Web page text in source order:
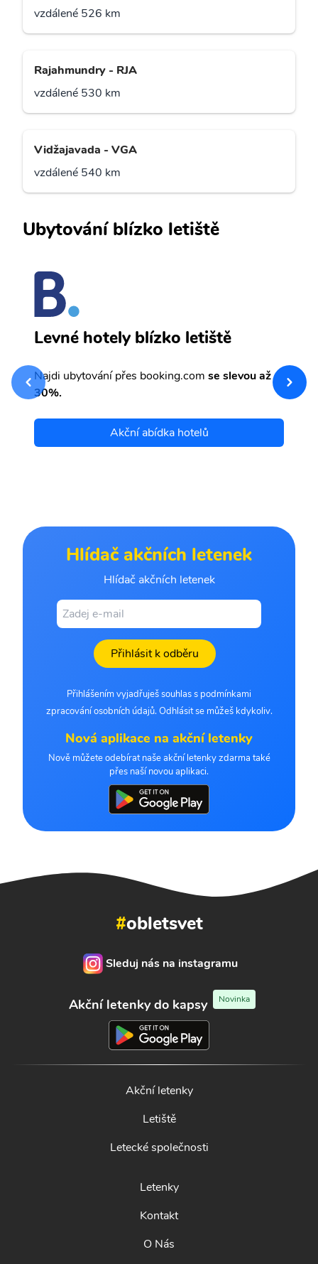
vzdálené 526 km
Rajahmundry - RJA
vzdálené 530 km
Vidžajavada - VGA
vzdálené 540 km
Ubytování blízko letiště
Levné hotely blízko letiště
Najdi ubytování přes booking.com se slevou až
30%.
Akční abídka hotelů
Hlídač akčních letenek
Hlídač akčních letenek
Přihlásit k odběru
Přihlášením vyjadřuješ souhlas s podmínkami
zpracování osobních údajů. Odhlásit se můžeš kdykoliv.
Nová aplikace na akční letenky
Nově můžete odebírat naše akční letenky zdarma také
přes naší novou aplikaci.
#obletsvet
Sleduj nás na instagramu
Akční letenky do kapsy Novinka
Akční letenky
Letiště
Letecké společnosti
Letenky
Kontakt
O Nás